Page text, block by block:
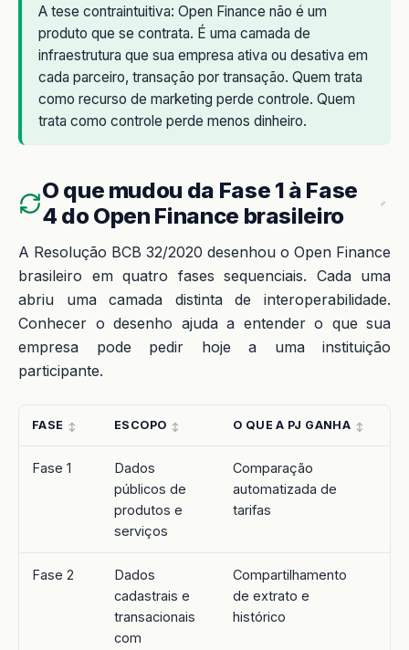
A tese contraintuitiva: Open Finance não é um
produto que se contrata. É uma camada de
infraestrutura que sua empresa ativa ou desativa em
cada parceiro, transação por transação. Quem trata
como recurso de marketing perde controle. Quem
trata como controle perde menos dinheiro.
O que mudou da Fase 1 à Fase
4 do Open Finance brasileiro
A Resolução BCB 32/2020 desenhou o Open Finance
brasileiro em quatro fases sequenciais. Cada uma
abriu uma camada distinta de interoperabilidade.
Conhecer o desenho ajuda a entender o que sua
empresa pode pedir hoje a uma instituição
participante.
FASE ESCOPO O QUE A PJ GANHA
Fase 1
Dados
públicos de
produtos e
serviços
Comparação
automatizada de
tarifas
Fase 2
Dados
cadastrais e
transacionais
com
Compartilhamento
de extrato e
histórico